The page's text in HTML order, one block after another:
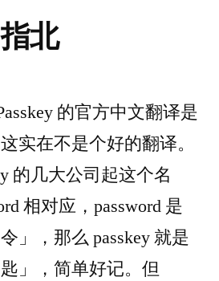
北
的官方中文翻译是
实在不是个好的翻译。
的几大公司起这个名
相对应，password 是
」，那么 passkey 就是
」，简单好记。但